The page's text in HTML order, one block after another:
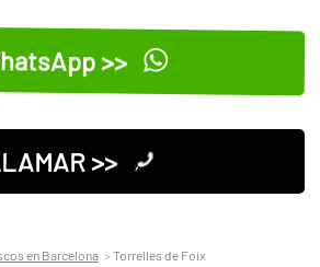
>>
>>
en Barcelona Torrelles de Foix